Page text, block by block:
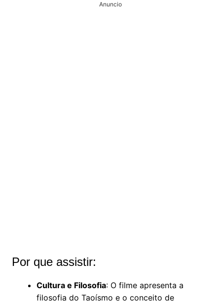
Anuncio
Por que assistir:
Cultura e Filosofia: O filme apresenta a
filosofia do Taoísmo e o conceito de